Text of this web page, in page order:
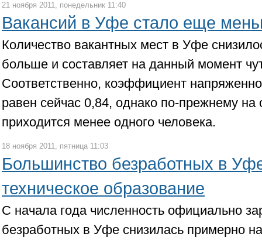
21 ноября 2011, понедельник 11:40
Вакансий в Уфе стало еще
Количество вакантных мест в Уфе
больше и составляет на данный момент
Соответственно, коэффициент
равен сейчас 0,84, однако по-прежнему на
приходится менее одного человека.
18 ноября 2011, пятница 11:03
Большинство безработных в
техническое образование
С начала года численность официально
безработных в Уфе снизилась примерно